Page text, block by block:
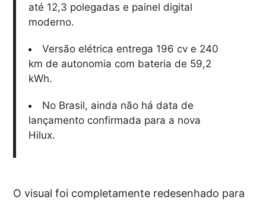
até 12,3 polegadas e painel digital
moderno.
Versão elétrica entrega 196 cv e 240
km de autonomia com bateria de 59,2
kWh.
No Brasil, ainda não há data de
lançamento confirmada para a nova
Hilux.
O visual foi completamente redesenhado para